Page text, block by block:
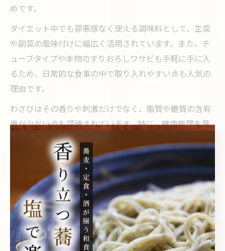
めです。
ダイエット中でも罪悪感なく使える調味料として、主菜
や副菜の風味付けに幅広く活用されています。また、チ
ューブタイプや本物のすりおろしワサビも手軽に手に入
るため、日常的な食事の中で取り入れやすい点も人気の
理由です。
わさびはその香りや刺激だけでなく、脂質や糖質の含有
量が少ない点も評価されています。特に、健康管理を意
識する方やカロリーコントロールをしたい方にとって、
他の調味料と比べて負担が少ないことが魅力です。
ワサビの栄養成分表で見る脂質の少なさ
ワサビの栄養成分表を見ると、脂質がほとんど含まれて
いないことがわかります。例えば、10gあたりの脂質は
0.1g未満と非常に微量です。